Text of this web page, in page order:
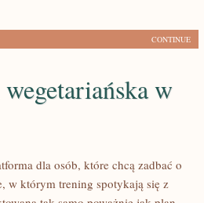
CONTINUE
w
dla osób, które chcą zadbać o
w którym trening spotykają się z